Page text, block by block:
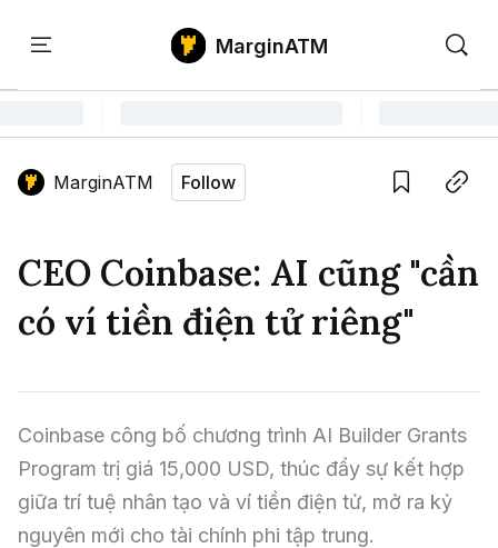
Home
Tin Tức Bitcoin
Tin Tức Altcoin
Tin Tức Thị Trường
Phân Tích Bitcoin
Phân Tích Ethereum
Phân Tích Thị Trường
Thuật Ngữ Cơ Bản
Kiến Thức Tổng Hợp
Kinh Nghiệm Đầu Tư
Chỉ Báo Kỹ Thuật
Nến & Price Action
Airdrop
Sign in
MarginATM
MarginATM Follow
CEO Coinbase: AI cũng "cần
có ví tiền điện tử riêng"
Coinbase công bố chương trình AI Builder Grants
Program trị giá 15,000 USD, thúc đẩy sự kết hợp
giữa trí tuệ nhân tạo và ví tiền điện tử, mở ra kỷ
nguyên mới cho tài chính phi tập trung.